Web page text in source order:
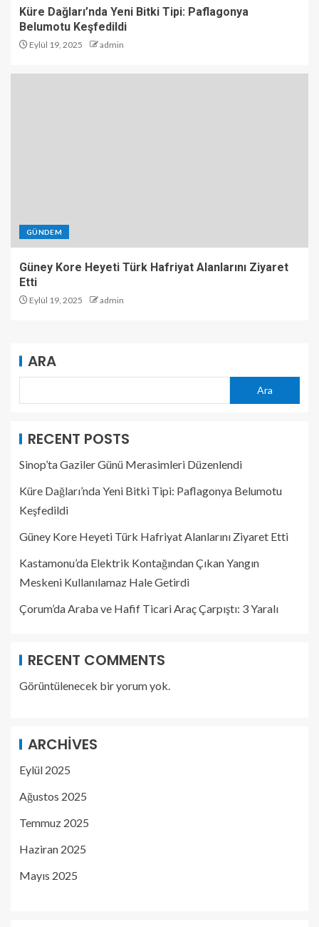
Küre Dağları’nda Yeni Bitki Tipi: Paflagonya
Belumotu Keşfedildi
Eylül 19, 2025 admin
GÜNDEM
Güney Kore Heyeti Türk Hafriyat Alanlarını Ziyaret
Etti
Eylül 19, 2025 admin
ARA
Ara
RECENT POSTS
Sinop’ta Gaziler Günü Merasimleri Düzenlendi
Küre Dağları’nda Yeni Bitki Tipi: Paflagonya Belumotu
Keşfedildi
Güney Kore Heyeti Türk Hafriyat Alanlarını Ziyaret Etti
Kastamonu’da Elektrik Kontağından Çıkan Yangın
Meskeni Kullanılamaz Hale Getirdi
Çorum’da Araba ve Hafif Ticari Araç Çarpıştı: 3 Yaralı
RECENT COMMENTS
Görüntülenecek bir yorum yok.
ARCHIVES
Eylül 2025
Ağustos 2025
Temmuz 2025
Haziran 2025
Mayıs 2025